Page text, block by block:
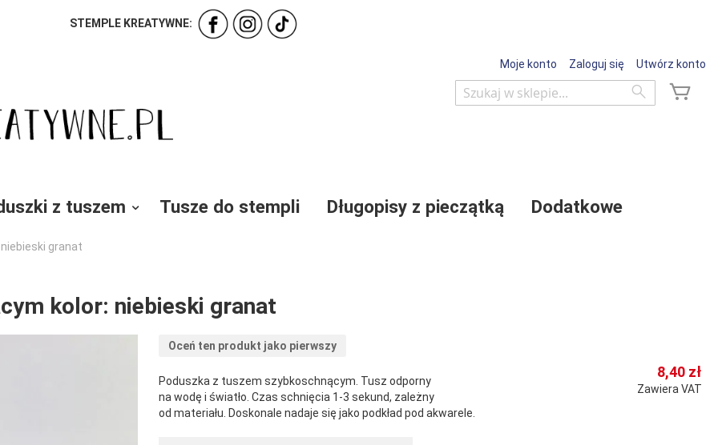
STEMPLE KREATYWNE:
Moje konto Zaloguj się Utwórz konto
Wyszukaj
z tuszem Tusze do stempli Długopisy z pieczątką Dodatkowe
granat
kolor: niebieski granat
Oceń ten produkt jako pierwszy
8,40 zł
Zawiera VAT
Poduszka z tuszem szybkoschnącym. Tusz odporny
na wodę i światło. Czas schnięcia 1-3 sekund, zależny
od materiału. Doskonale nadaje się jako podkład pod akwarele.